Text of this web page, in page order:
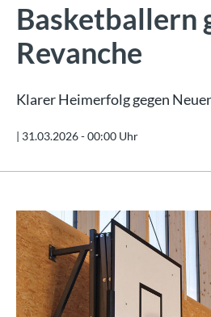
Basketballern
Revanche
Klarer Heimerfolg gegen
| 31.03.2026 - 00:00 Uhr